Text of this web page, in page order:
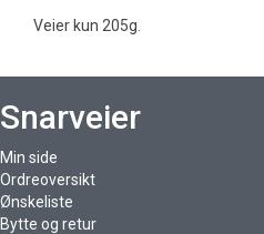
Veier kun 205g.
Snarveier
Min side
Ordreoversikt
Ønskeliste
Bytte og retur